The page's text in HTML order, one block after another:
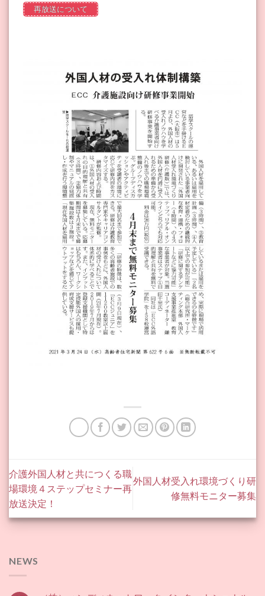
再放送について
介護外国人材と共につくる職
場環境４ステップセミナー再
放送決定！
外国人材受入れ環境づくり研
修無料モニター募集
NEWS